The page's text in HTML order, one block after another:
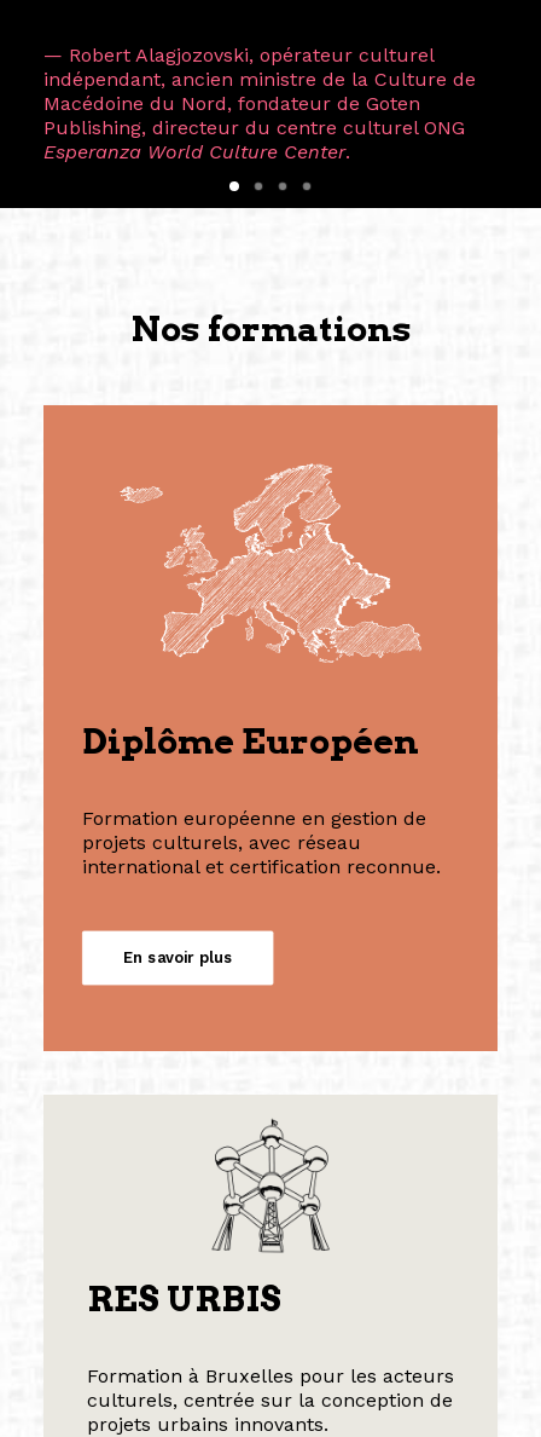
— Robert Alagjozovski, opérateur culturel
indépendant, ancien ministre de la Culture de
Macédoine du Nord, fondateur de Goten
Publishing, directeur du centre culturel ONG
Esperanza World Culture Center.
Nos formations
Diplôme Européen
Formation européenne en gestion de
projets culturels, avec réseau
international et certification reconnue.
En savoir plus
RES URBIS
Formation à Bruxelles pour les acteurs
culturels, centrée sur la conception de
projets urbains innovants.